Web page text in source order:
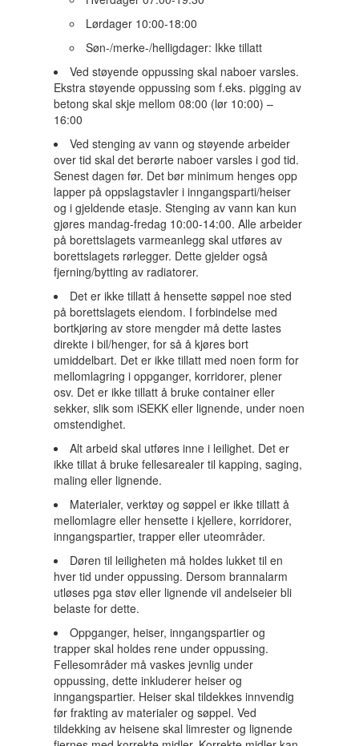
Lørdager 10:00-18:00
Søn-/merke-/helligdager: Ikke tillatt
Ved støyende oppussing skal naboer varsles.
Ekstra støyende oppussing som f.eks. pigging av
betong skal skje mellom 08:00 (lør 10:00) –
16:00
Ved stenging av vann og støyende arbeider
over tid skal det berørte naboer varsles i god tid.
Senest dagen før. Det bør minimum henges opp
lapper på oppslagstavler i inngangsparti/heiser
og i gjeldende etasje. Stenging av vann kan kun
gjøres mandag-fredag 10:00-14:00. Alle arbeider
på borettslagets varmeanlegg skal utføres av
borettslagets rørlegger. Dette gjelder også
fjerning/bytting av radiatorer.
Det er ikke tillatt å hensette søppel noe sted
på borettslagets eiendom. I forbindelse med
bortkjøring av store mengder må dette lastes
direkte i bil/henger, for så å kjøres bort
umiddelbart. Det er ikke tillatt med noen form for
mellomlagring i oppganger, korridorer, plener
osv. Det er ikke tillatt å bruke container eller
sekker, slik som iSEKK eller lignende, under noen
omstendighet.
Alt arbeid skal utføres inne i leilighet. Det er
ikke tillat å bruke fellesarealer til kapping, saging,
maling eller lignende.
Materialer, verktøy og søppel er ikke tillatt å
mellomlagre eller hensette i kjellere, korridorer,
inngangspartier, trapper eller uteområder.
Døren til leiligheten må holdes lukket til en
hver tid under oppussing. Dersom brannalarm
utløses pga støv eller lignende vil andelseier bli
belaste for dette.
Oppganger, heiser, inngangspartier og
trapper skal holdes rene under oppussing.
Fellesområder må vaskes jevnlig under
oppussing, dette inkluderer heiser og
inngangspartier. Heiser skal tildekkes innvendig
før frakting av materialer og søppel. Ved
tildekking av heisene skal limrester og lignende